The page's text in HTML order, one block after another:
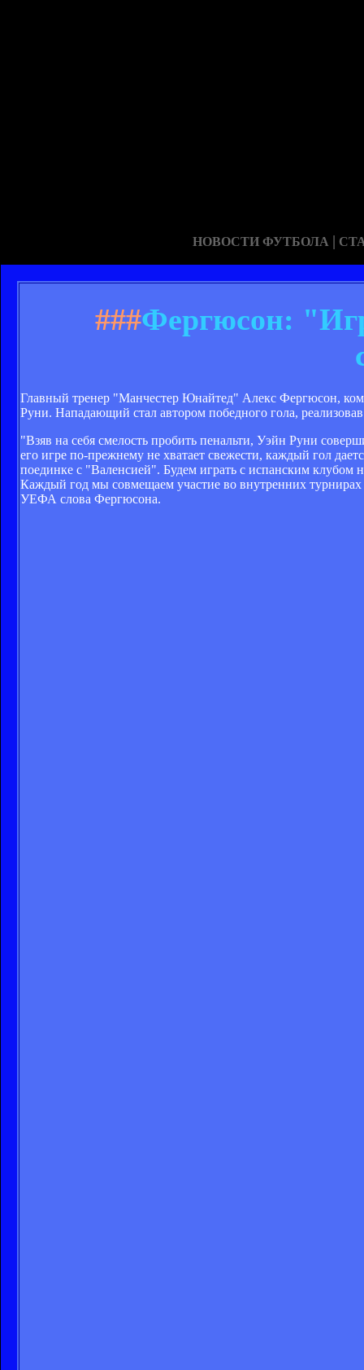
НОВОСТИ ФУТБОЛА |
###Фергюсон:
Главный тренер "Манчестер Юнайтед" Алекс Фергюсон,
Руни. Нападающий стал автором победного гола,
"Взяв на себя смелость пробить пенальти, Уэйн Руни
его игре по-прежнему не хватает свежести, каждый гол
поединке с "Валенсией". Будем играть с испанским клубом
Каждый год мы совмещаем участие во внутренних
УЕФА слова Фергюсона.